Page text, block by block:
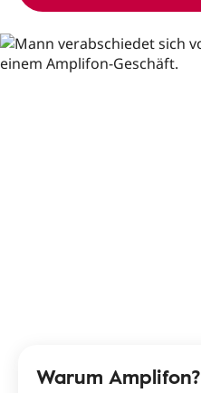
Warum Amplifon?